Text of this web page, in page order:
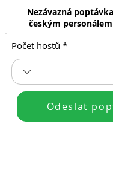
Nezávazná
českým
Počet hostů
Odeslat